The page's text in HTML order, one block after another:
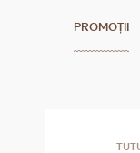
PROMOȚII